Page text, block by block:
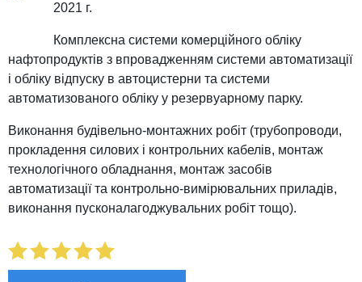
2021 г.
Комплексна системи комерційного обліку
нафтопродуктів з впровадженням системи автоматизації
і обліку відпуску в автоцистерни та системи
автоматизованого обліку у резервуарному парку.
Виконання будівельно-монтажних робіт (трубопроводи,
прокладення силових і контрольних кабелів, монтаж
технологічного обладнання, монтаж засобів
автоматизації та контрольно-вимірювальних приладів,
виконання пусконалагоджувальних робіт тощо).